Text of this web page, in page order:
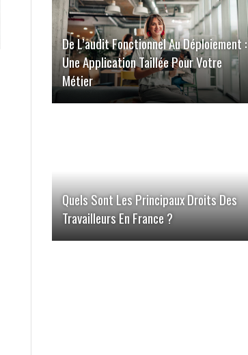
De L’audit Fonctionnel Au Déploiement :
Une Application Taillée Pour Votre
Métier
Quels Sont Les Principaux Droits Des
Travailleurs En France ?